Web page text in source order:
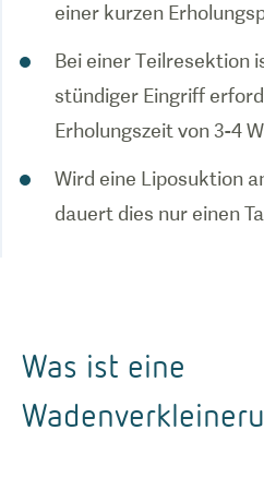
einer kurzen
Bei einer Teilresektion
stündiger Eingriff
Erholungszeit von 3-4
Wird eine Liposuktion
dauert dies nur einen
Was ist eine